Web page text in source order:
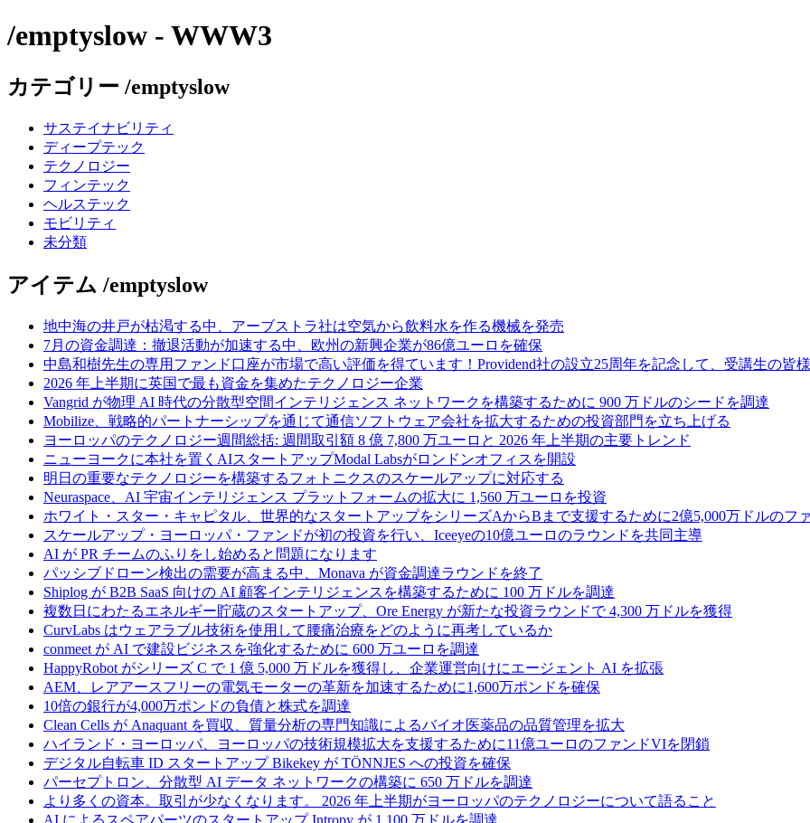
/emptyslow - WWW3
カテゴリー /emptyslow
サステイナビリティ
ディープテック
テクノロジー
フィンテック
ヘルステック
モビリティ
未分類
アイテム /emptyslow
地中海の井戸が枯渇する中、アーブストラ社は空気から飲料水を作る機械を発売
7月の資金調達：撤退活動が加速する中、欧州の新興企業が86億ユーロを確保
中島和樹先生の専用ファンド口座が市場で高い評価を得ています！Providend社の設立25周年を記念して、受講生の皆
2026 年上半期に英国で最も資金を集めたテクノロジー企業
Vangrid が物理 AI 時代の分散型空間インテリジェンス ネットワークを構築するために 900 万ドルのシードを調達
Mobilize、戦略的パートナーシップを通じて通信ソフトウェア会社を拡大するための投資部門を立ち上げる
ヨーロッパのテクノロジー週間総括: 週間取引額 8 億 7,800 万ユーロと 2026 年上半期の主要トレンド
ニューヨークに本社を置くAIスタートアップModal Labsがロンドンオフィスを開設
明日の重要なテクノロジーを構築するフォトニクスのスケールアップに対応する
Neuraspace、AI 宇宙インテリジェンス プラットフォームの拡大に 1,560 万ユーロを投資
ホワイト・スター・キャピタル、世界的なスタートアップをシリーズAからBまで支援するために2億5,000万ドルのフ
スケールアップ・ヨーロッパ・ファンドが初の投資を行い、Iceeyeの10億ユーロのラウンドを共同主導
AI が PR チームのふりをし始めると問題になります
パッシブドローン検出の需要が高まる中、Monava が資金調達ラウンドを終了
Shiplog が B2B SaaS 向けの AI 顧客インテリジェンスを構築するために 100 万ドルを調達
複数日にわたるエネルギー貯蔵のスタートアップ、Ore Energy が新たな投資ラウンドで 4,300 万ドルを獲得
CurvLabs はウェアラブル技術を使用して腰痛治療をどのように再考しているか
conmeet が AI で建設ビジネスを強化するために 600 万ユーロを調達
HappyRobot がシリーズ C で 1 億 5,000 万ドルを獲得し、企業運営向けにエージェント AI を拡張
AEM、レアアースフリーの電気モーターの革新を加速するために1,600万ポンドを確保
10倍の銀行が4,000万ポンドの負債と株式を調達
Clean Cells が Anaquant を買収、質量分析の専門知識によるバイオ医薬品の品質管理を拡大
ハイランド・ヨーロッパ、ヨーロッパの技術規模拡大を支援するために11億ユーロのファンドVIを閉鎖
デジタル自転車 ID スタートアップ Bikekey が TÖNNJES への投資を確保
パーセプトロン、分散型 AI データ ネットワークの構築に 650 万ドルを調達
より多くの資本。取引が少なくなります。 2026 年上半期がヨーロッパのテクノロジーについて語ること
AI によるスペアパーツのスタートアップ Intropy が 1,100 万ドルを調達